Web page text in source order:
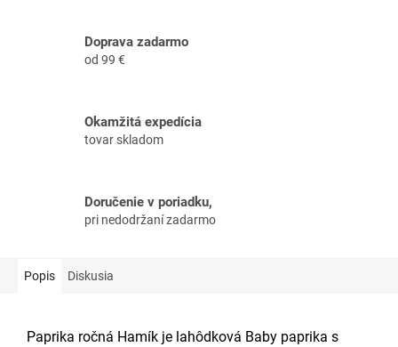
Doprava zadarmo
od 99 €
Okamžitá expedícia
tovar skladom
Doručenie v poriadku,
pri nedodržaní zadarmo
Popis Diskusia
Paprika ročná Hamík je lahôdková Baby paprika s